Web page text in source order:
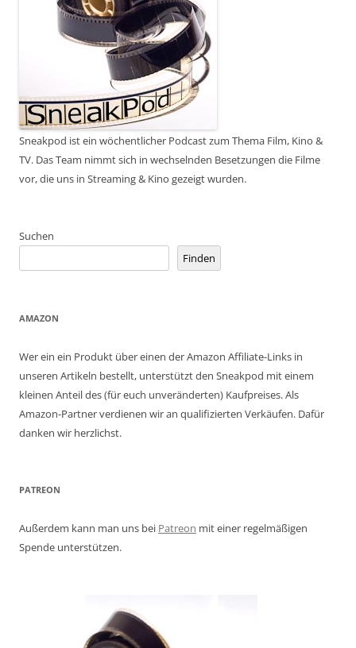
Sneakpod ist ein wöchentlicher Podcast zum Thema Film, Kino &
TV. Das Team nimmt sich in wechselnden Besetzungen die Filme
vor, die uns in Streaming & Kino gezeigt wurden.
Suchen
Finden
AMAZON
Wer ein ein Produkt über einen der Amazon Affiliate-Links in
unseren Artikeln bestellt, unterstützt den Sneakpod mit einem
kleinen Anteil des (für euch unveränderten) Kaufpreises. Als
Amazon-Partner verdienen wir an qualifizierten Verkäufen. Dafür
danken wir herzlichst.
PATREON
Außerdem kann man uns bei Patreon mit einer regelmäßigen
Spende unterstützen.